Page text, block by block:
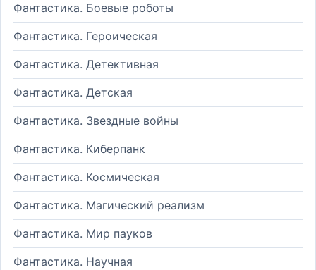
Фантастика. Боевые роботы
Фантастика. Героическая
Фантастика. Детективная
Фантастика. Детская
Фантастика. Звездные войны
Фантастика. Киберпанк
Фантастика. Космическая
Фантастика. Магический реализм
Фантастика. Мир пауков
Фантастика. Научная